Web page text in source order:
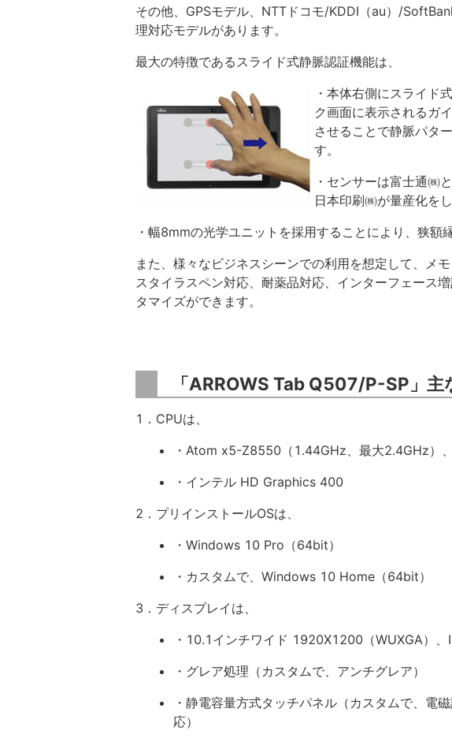
その他、GPSモデル、NTTドコモ/KDDI（au）/
理対応モデルがあります。
最大の特徴であるスライド式静脈認証機能は、
・本体右側にスライド
ク画面に表示されるガ
させることで静脈パタ
す。
・センサーは富士通㈱
日本印刷㈱が量産化をし
・幅8mmの光学ユニットを採用することにより、狭額
また、様々なビジネスシーンでの利用を想定して、メ
スタイラスペン対応、耐薬品対応、インターフェース
タマイズができます。
「ARROWS Tab Q507/P-SP」主
1．CPUは、
・Atom x5-Z8550（1.44GHz、最大2.4GHz）
・インテル HD Graphics 400
2．プリインストールOSは、
・Windows 10 Pro（64bit）
・カスタムで、Windows 10 Home（64bit）
3．ディスプレイは、
・10.1インチワイド 1920X1200（WUXGA）、
・グレア処理（カスタムで、アンチグレア）
・静電容量方式タッチパネル（カスタムで、電
応）